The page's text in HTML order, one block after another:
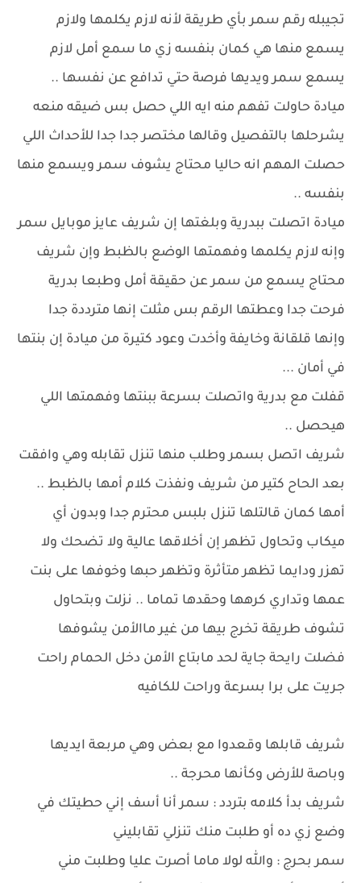
تجيبله رقم سمر بأي طريقة لأنه لازم يكلمها ولازم
يسمع منها هي كمان بنفسه زي ما سمع أمل لازم
يسمع سمر ويديها فرصة حتي تدافع عن نفسها ..
ميادة حاولت تفهم منه ايه اللي حصل بس ضيقه منعه
يشرحلها بالتفصيل وقالها مختصر جدا جدا للأحداث اللي
حصلت المهم انه حاليا محتاج يشوف سمر ويسمع منها
بنفسه ..
ميادة اتصلت ببدرية وبلغتها إن شريف عايز موبايل سمر
وإنه لازم يكلمها وفهمتها الوضع بالظبط وإن شريف
محتاج يسمع من سمر عن حقيقة أمل وطبعا بدرية
فرحت جدا وعطتها الرقم بس مثلت إنها مترددة جدا
وإنها قلقانة وخايفة وأخدت وعود كتيرة من ميادة إن بنتها
في أمان ...
قفلت مع بدرية واتصلت بسرعة ببنتها وفهمتها اللي
هيحصل ..
شريف اتصل بسمر وطلب منها تنزل تقابله وهي وافقت
بعد الحاح كتير من شريف ونفذت كلام أمها بالظبط ..
أمها كمان قالتلها تنزل بلبس محترم جدا وبدون أي
ميكاب وتحاول تظهر إن أخلاقها عالية ولا تضحك ولا
تهزر ودايما تظهر متأثرة وتظهر حبها وخوفها على بنت
عمها وتداري كرهها وحقدها تماما .. نزلت وبتحاول
تشوف طريقة تخرج بيها من غير ماالأمن يشوفها
فضلت رايحة جاية لحد مابتاع الأمن دخل الحمام راحت
جريت على برا بسرعة وراحت للكافيه
شريف قابلها وقعدوا مع بعض وهي مربعة ايديها
وباصة للأرض وكأنها محرجة ..
شريف بدأ كلامه بتردد : سمر أنا أسف إني حطيتك في
وضع زي ده أو طلبت منك تنزلي تقابليني
سمر بحرج : والله لولا ماما أصرت عليا وطلبت مني